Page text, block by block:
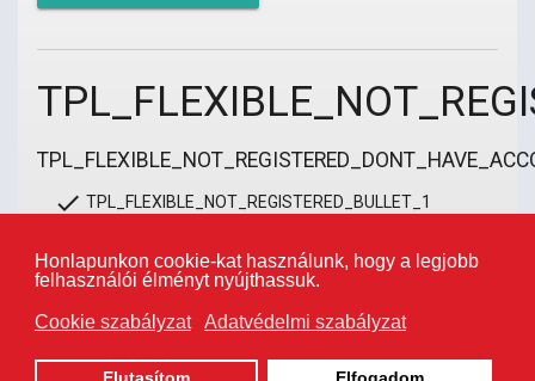
Honlapunkon cookie-kat használunk, hogy a legjobb
felhasználói élményt nyújthassuk.
Cookie szabályzat Adatvédelmi szabályzat
done TPL_FLEXIBLE_NOT_REGISTERED_BULLET_1
doneTPL_FLEXIBLE_NOT_REGISTERED_BULLET_3
Fiók létrehozása és irány a pénztár